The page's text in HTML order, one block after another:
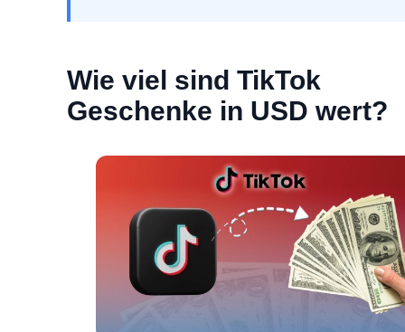
Wie viel sind TikTok
Geschenke in USD wert?